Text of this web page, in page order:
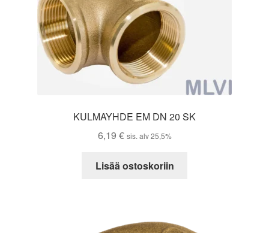
KULMAYHDE EM DN 20 SK
6,19 € sis. alv 25,5%
Lisää ostoskoriin